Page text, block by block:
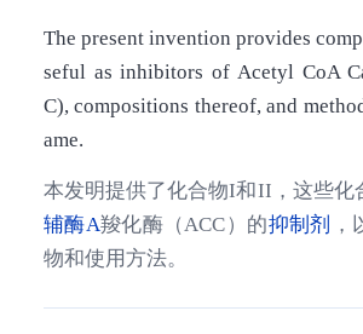
The present invention provides
seful as inhibitors of Acetyl CoA
C), compositions thereof, and
ame.
本发明提供了化合物I和II，这些化
辅酶A羧化酶（ACC）的抑制剂
物和使用方法。